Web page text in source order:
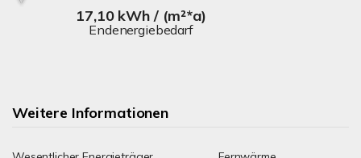
17,10 kWh / (m²*a)
Endenergiebedarf
Weitere Informationen